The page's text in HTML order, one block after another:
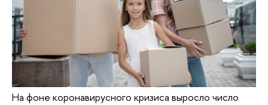
На фоне коронавирусного кризиса выросло число